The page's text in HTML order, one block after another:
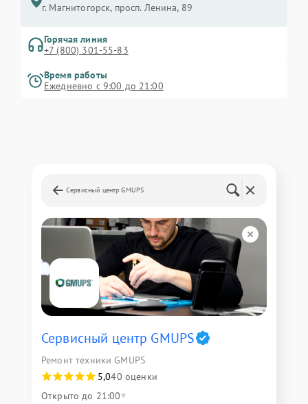
г. Магнитогорск, просп. Ленина, 89
Горячая линия
+7 (800) 301-55-83
Время работы
Ежедневно с 9:00 до 21:00
Сервисный центр GMUPS
Сервисный центр GMUPS
Ремонт техники GMUPS
5,040 оценки
Открыто до 21:00